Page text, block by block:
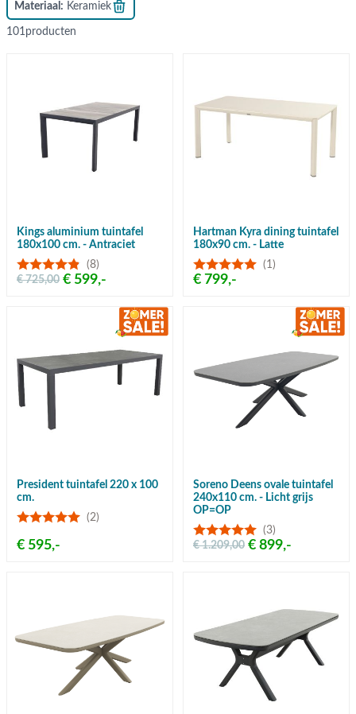
Materiaal Keramiek
101producten
Kings aluminium tuintafel
180x100 cm. - Antraciet
(8)
€ 599,-
€ 725,00
Hartman Kyra dining tuintafel
180x90 cm. - Latte
(1)
€ 799,-
President tuintafel 220 x 100
cm.
(2)
€ 595,-
Soreno Deens ovale tuintafel
240x110 cm. - Licht grijs
OP=OP
(3)
€ 899,-
€ 1.209,00